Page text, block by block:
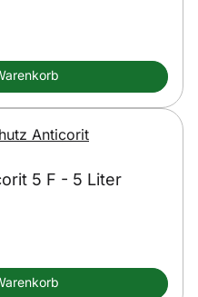
5 F - 5 Liter